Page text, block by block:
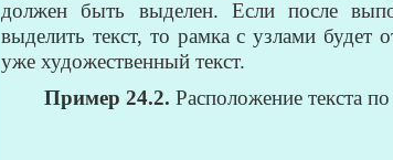
должен быть выделен. Если после
выделить текст, то рамка с узлами будет
уже художественный текст.
Пример 24.2. Расположение текста